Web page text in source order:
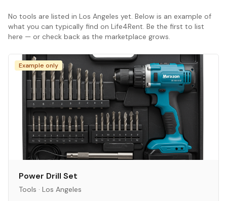
No tools are listed in Los Angeles yet. Below is an example of
what you can typically find on Life4Rent. Be the first to list
here — or check back as the marketplace grows.
Example only
Power Drill Set
Tools · Los Angeles